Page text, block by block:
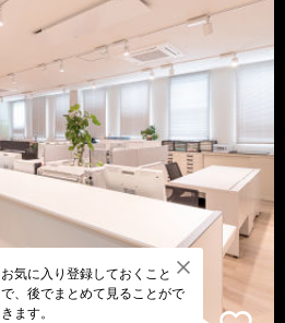
お気に入り登録しておくこと
で、後でまとめて見ることがで
きます。